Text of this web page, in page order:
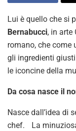
Lui è quello che si
Bernabucci, in arte
romano, che come
gli ingredienti giusti
le iconcine della
Da cosa nasce il
Nasce dall’idea di
chef. La